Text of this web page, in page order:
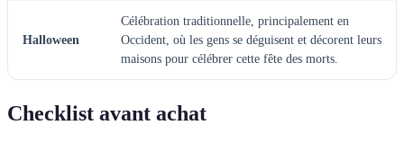
Halloween
Célébration traditionnelle, principalement en
Occident, où les gens se déguisent et décorent leurs
maisons pour célébrer cette fête des morts.
Checklist avant achat